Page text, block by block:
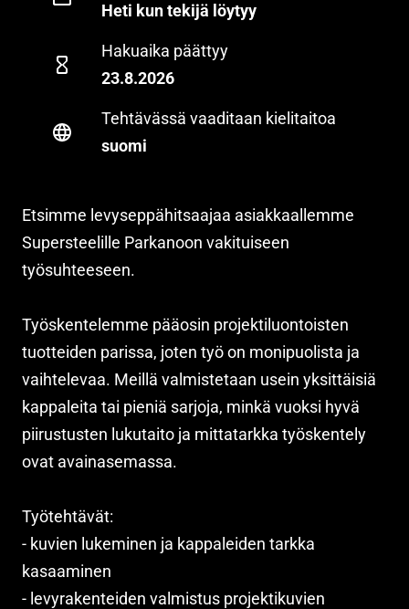
Etsimme levyseppähitsaajaa asiakkaallemme
Supersteelille Parkanoon vakituiseen
työsuhteeseen.
Työskentelemme pääosin projektiluontoisten
tuotteiden parissa, joten työ on monipuolista ja
vaihtelevaa. Meillä valmistetaan usein yksittäisiä
kappaleita tai pieniä sarjoja, minkä vuoksi hyvä
piirustusten lukutaito ja mittatarkka työskentely
ovat avainasemassa.
Työtehtävät:
- kuvien lukeminen ja kappaleiden tarkka
kasaaminen
- levyrakenteiden valmistus projektikuvien
Heti kun tekijä löytyy
Hakuaika päättyy
23.8.2026
Tehtävässä vaaditaan kielitaitoa
suomi